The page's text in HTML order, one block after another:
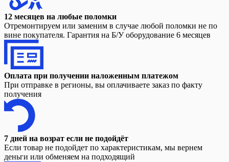
12 месяцев на любые поломки
Отремонтируем или заменим в случае любой поломки не по
вине покупателя. Гарантия на Б/У оборудование 6 месяцев
Оплата при получении наложенным платежом
При отправке в регионы, вы оплачиваете заказ по факту
получения
7 дней на возрат если не подойдёт
Если товар не подойдет по характеристикам, мы вернем
деньги или обменяем на подходящий